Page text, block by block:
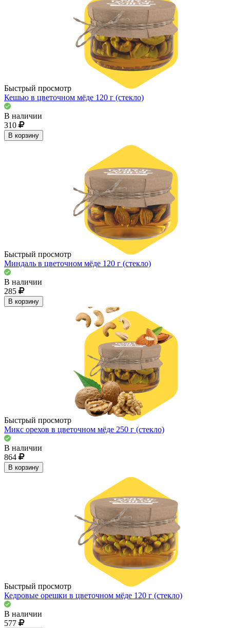
Быстрый просмотр
Кешью в цветочном мёде 120 г (стекло)
В наличии
310
В корзину
Быстрый просмотр
Миндаль в цветочном мёде 120 г (стекло)
В наличии
285
В корзину
Быстрый просмотр
Микс орехов в цветочном мёде 250 г (стекло)
В наличии
864
В корзину
Быстрый просмотр
Кедровые орешки в цветочном мёде 120 г (стекло)
В наличии
577